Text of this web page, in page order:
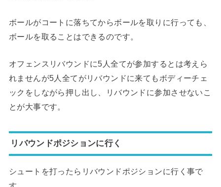
ボールがコートに落ちてからボールを取りに行っても、
ボールを取ることはできるのです。
オフェンスリバウンドに5人全てが参加するとは考えら
れませんが5人全てがリバウンドに来てもボディーチェ
ックをしながら押し出し、リバウンドに参加させないこ
とが大事です。
リバウンドポジションに行く
シュートを打ったらリバウンドポジションに行く事で